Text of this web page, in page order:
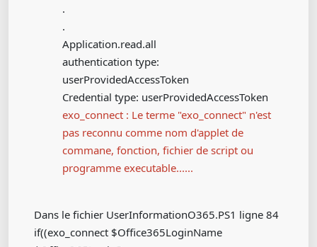
.
.
Application.read.all
authentication type:
userProvidedAccessToken
Credential type: userProvidedAccessToken
exo_connect : Le terme "exo_connect" n'est
pas reconnu comme nom d'applet de
commane, fonction, fichier de script ou
programme executable......
Dans le fichier UserInformationO365.PS1 ligne 84
if((exo_connect $Office365LoginName